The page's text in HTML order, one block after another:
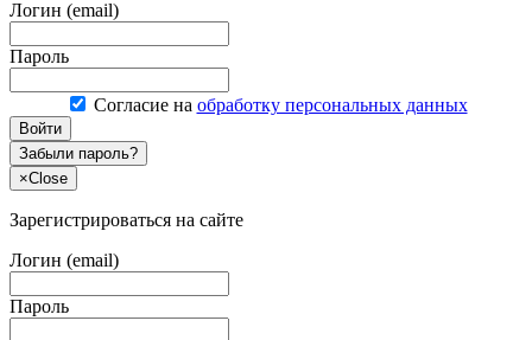
Логин (email)
Пароль
Согласие на обработку персональных данных
Войти
Забыли пароль?
×Close
Зарегистрироваться на сайте
Логин (email)
Пароль